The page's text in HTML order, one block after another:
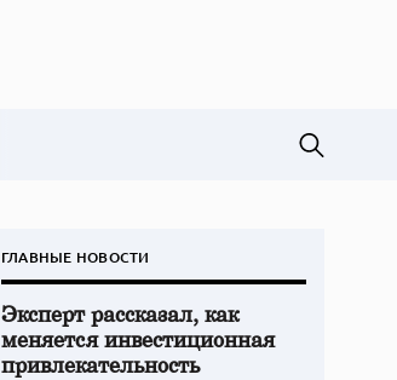
ГЛАВНЫЕ НОВОСТИ
Эксперт рассказал, как
меняется инвестиционная
привлекательность